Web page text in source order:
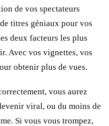
de vos spectateurs
titres géniaux pour vos
deux facteurs les plus
Avec vos vignettes, vos
obtenir plus de vues.
vous aurez
viral, ou du moins de
Si vous vous trompez,